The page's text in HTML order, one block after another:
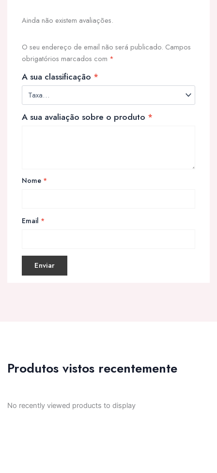
Ainda não existem avaliações.
O seu endereço de email não será publicado. Campos
obrigatórios marcados com *
A sua classificação *
A sua avaliação sobre o produto *
Nome *
Email *
Produtos vistos recentemente
No recently viewed products to display